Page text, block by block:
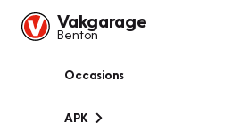
Vakgarage
Benton
Occasions
APK